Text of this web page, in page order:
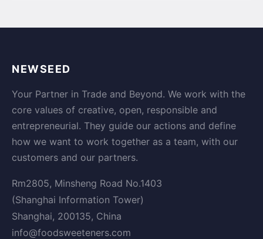
NEWSEED
Your Partner in Trade and Beyond. We work with the
core values of creative, open, responsible and
entrepreneurial. They guide our actions and define
how we want to work together as a team, with our
customers and our partners.
Rm2805, Minsheng Road No.1403
(Shanghai Information Tower)
Shanghai, 200135, China
info@foodsweeteners.com